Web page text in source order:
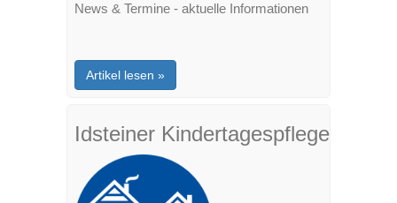
News & Termine - aktuelle Informationen
Artikel lesen »
Idsteiner Kindertagespflege